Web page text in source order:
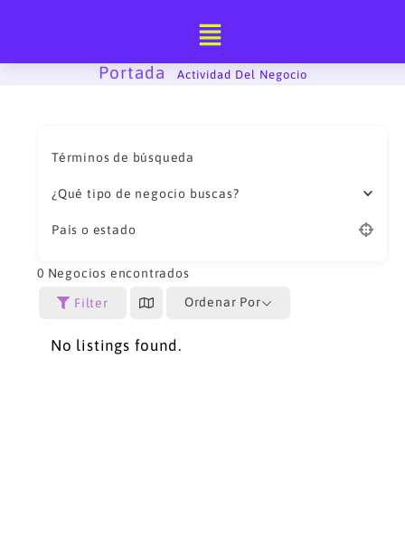
Portada
Actividad Del Negocio
Términos de búsqueda
¿Qué tipo de negocio buscas?
País o estado
0 Negocios encontrados
Filter Ordenar Por
No listings found.